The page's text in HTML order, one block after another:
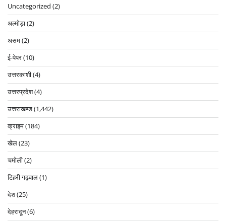
Uncategorized (2)
अल्मोड़ा(2)
असम(2)
ई-पेपर(10)
उत्तरकाशी(4)
उत्तरप्रदेश(4)
उत्तराखण्ड(1,442)
क्राइम(184)
खेल(23)
चमोली(2)
टिहरी गढ़वाल(1)
देश(25)
देहरादून(6)